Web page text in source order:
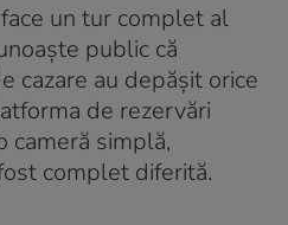
un tur complet al
public că
cazare au depășit orice
de rezervări
cameră simplă,
complet diferită.